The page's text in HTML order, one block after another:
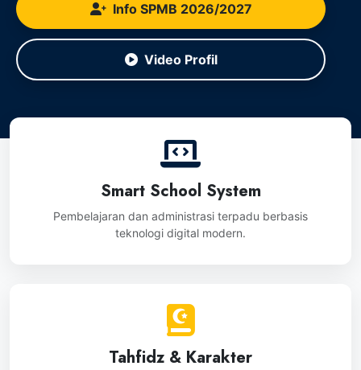
Info SPMB 2026/2027
Video Profil
Smart School System
Pembelajaran dan administrasi terpadu berbasis
teknologi digital modern.
Tahfidz & Karakter